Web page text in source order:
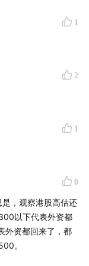
看保险公司是否
看老百姓对于投
弱于上半年，
平有关。不过，
Moment”
？
在两个方面：
常会导致资金
，为中国货币
而推动市场整体表
对市场有何影
性，对川普政府
，有助于缓解贸易
并可能传递其他
期中，资金会流出
和政策空间增大。
济压力，间接对中
1
2
1
0
，观察港股高估还
以下代表外资都
外资都回来了，都
。